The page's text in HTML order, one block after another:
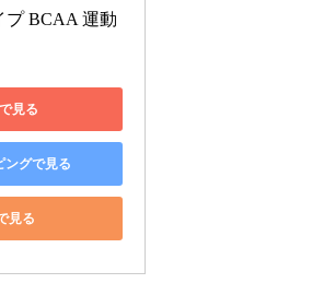
プ BCAA 運動
見る
ングで見る
見る